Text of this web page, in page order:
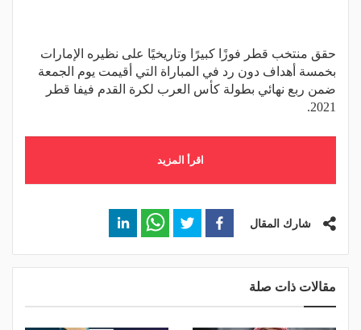
حقق منتخب قطر فوزًا كبيرًا وتاريخيًا على نظيره الإمارات
بخمسة أهداف دون رد في المباراة التي أقيمت يوم الجمعة
ضمن ربع نهائي بطولة كأس العرب لكرة القدم فيفا قطر
2021.
اقرأ المزيد
شارك المقال
مقالات ذات صلة